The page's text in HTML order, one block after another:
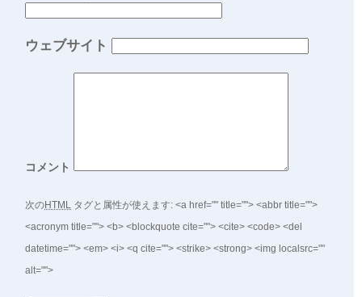
ウェブサイト
コメント
次のHTML タグと属性が使えます: <a href="" title=""> <abbr title="">
<acronym title=""> <b> <blockquote cite=""> <cite> <code> <del
datetime=""> <em> <i> <q cite=""> <strike> <strong> <img localsrc=""
alt="">